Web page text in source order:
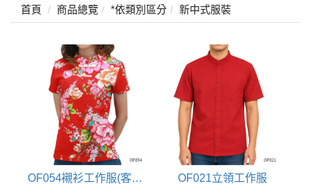
首頁 商品總覽 *依類別區分 新中式服裝
OF054襯衫工作服(客家花布) OF021立領工作服